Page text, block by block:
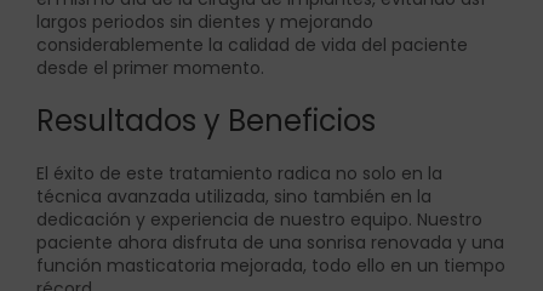
largos periodos sin dientes y mejorando
considerablemente la calidad de vida del paciente
desde el primer momento.
Resultados y Beneficios
El éxito de este tratamiento radica no solo en la
técnica avanzada utilizada, sino también en la
dedicación y experiencia de nuestro equipo. Nuestro
paciente ahora disfruta de una sonrisa renovada y una
función masticatoria mejorada, todo ello en un tiempo